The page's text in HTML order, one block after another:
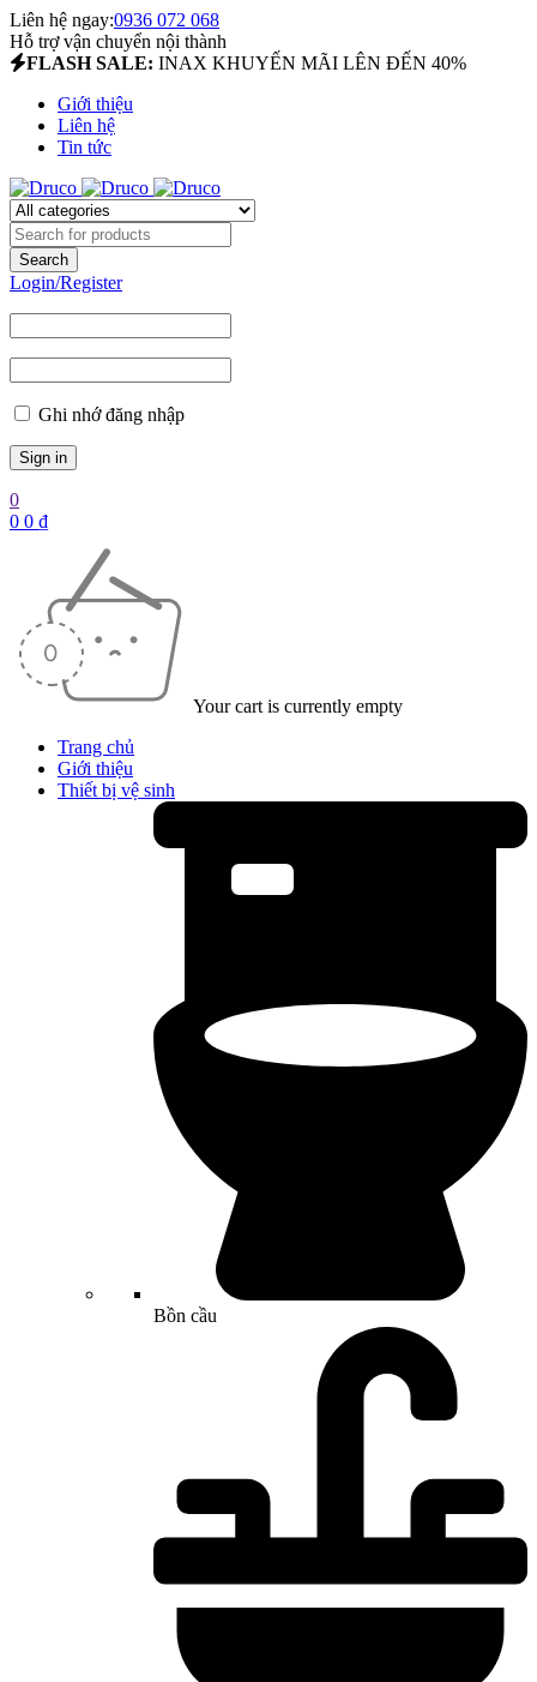
Liên hệ ngay:0936 072 068
Hỗ trợ vận chuyển nội thành
FLASH SALE: INAX KHUYẾN MÃI LÊN ĐẾN 40%
Giới thiệu
Liên hệ
Tin tức
Login/Register
Ghi nhớ đăng nhập
0
0 0 ₫
Your cart is currently empty
Trang chủ
Giới thiệu
Thiết bị vệ sinh
Bồn cầu